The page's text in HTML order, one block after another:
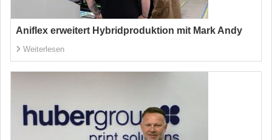
Aniflex erweitert Hybridproduktion mit Mark Andy
Weiterlesen